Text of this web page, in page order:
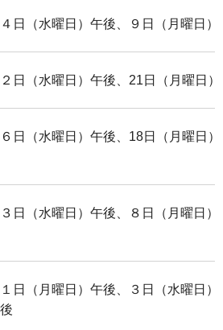
４日（水曜日）午後、９日（月曜日
２日（水曜日）午後、21日（月曜日
６日（水曜日）午後、18日（月曜日
３日（水曜日）午後、８日（月曜日
１日（月曜日）午後、３日（水曜日
後